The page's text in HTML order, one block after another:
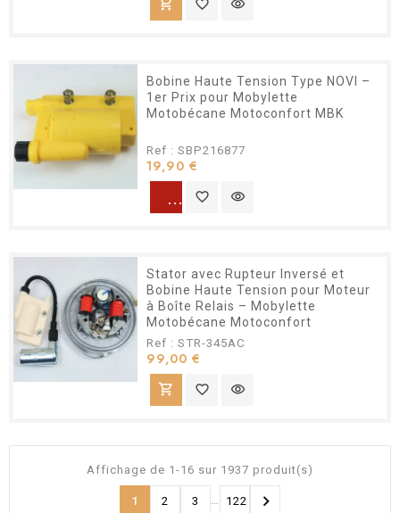
shopping_cart favorite_border visibility
Bobine Haute Tension Type NOVI –
1er Prix pour Mobylette
Motobécane Motoconfort MBK
Ref : SBP216877
19,90 €
favorite_border visibility
Stator avec Rupteur Inversé et
Bobine Haute Tension pour Moteur
à Boîte Relais – Mobylette
Motobécane Motoconfort
Ref : STR-345AC
99,00 €
shopping_cart favorite_border visibility
Affichage de 1-16 sur 1937 produit(s)
1 2 3 … 122 